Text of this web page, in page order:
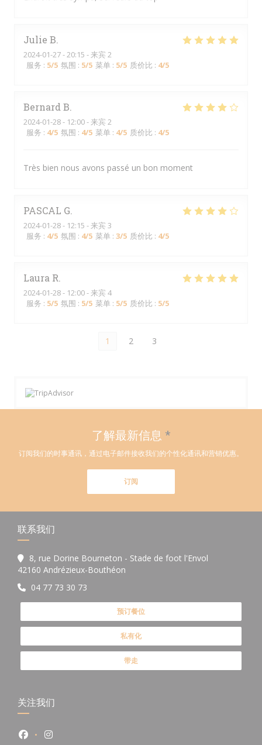
Julie B
2024-01-27- 20:15 - 来宾 2
服务 : 5/5 氛围 : 5/5 菜单 : 5/5 质价比 : 4/5
Bernard B
2024-01-28- 12:00 - 来宾 2
服务 : 4/5 氛围 : 4/5 菜单 : 4/5 质价比 : 4/5
Très bien nous avons passé un bon moment
PASCAL G
2024-01-28- 12:15 - 来宾 3
服务 : 4/5 氛围 : 4/5 菜单 : 3/5 质价比 : 4/5
Laura R
2024-01-28- 12:00 - 来宾 4
服务 : 5/5 氛围 : 5/5 菜单 : 5/5 质价比 : 5/5
1 2 3
了解最新信息 *
订阅我们的时事通讯，通过电子邮件接收我们的个性化通讯和营销优惠。
订阅
联系我们
8, rue Dorine Bourneton - Stade de foot l'Envol
42160 Andrézieux-Bouthéon
04 77 73 30 73
预订餐位
私有化
带走
关注我们
Facebook ((在新窗口中打开))
Instagram ((在新窗口中打开))